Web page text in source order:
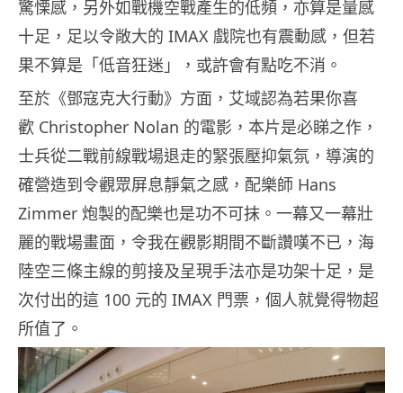
驚慄感，另外如戰機空戰產生的低頻，亦算是量感
十足，足以令敞大的 IMAX 戲院也有震動感，但若
果不算是「低音狂迷」，或許會有點吃不消。
至於《鄧寇克大行動》方面，艾域認為若果你喜
歡 Christopher Nolan 的電影，本片是必睇之作，
士兵從二戰前線戰場退走的緊張壓抑氣氛，導演的
確營造到令觀眾屏息靜氣之感，配樂師 Hans
Zimmer 炮製的配樂也是功不可抹。一幕又一幕壯
麗的戰場畫面，令我在觀影期間不斷讚嘆不已，海
陸空三條主線的剪接及呈現手法亦是功架十足，是
次付出的這 100 元的 IMAX 門票，個人就覺得物超
所值了。